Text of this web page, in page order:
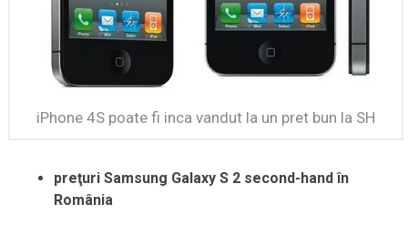
iPhone 4S poate fi inca vandut la un pret bun la SH
preţuri Samsung Galaxy S 2 second-hand în
România